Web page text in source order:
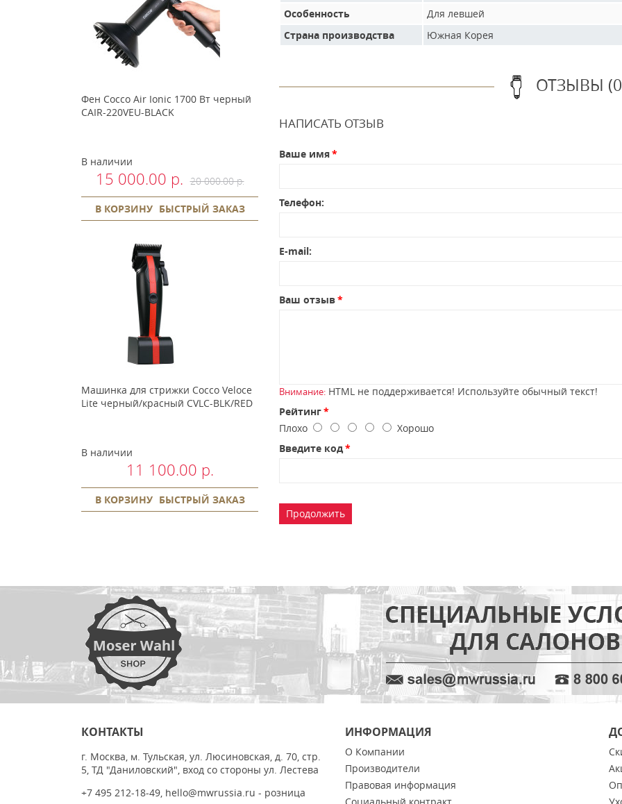
Фен Cocco Air Ionic 1700 Вт черный
CAIR-220VEU-BLACK
В наличии
15 000.00 р. 20 000.00 р.
В КОРЗИНУ БЫСТРЫЙ ЗАКАЗ
Машинка для стрижки Cocco Veloce
Lite черный/красный CVLC-BLK/RED
В наличии
11 100.00 р.
В КОРЗИНУ БЫСТРЫЙ ЗАКАЗ
Особенность
Для левшей
Страна производства
Южная Корея
ОТЗЫВЫ
НАПИСАТЬ ОТЗЫВ
Ваше имя
Телефон:
E-mail:
Ваш отзыв
Внимание: HTML не поддерживается! Используйте обычный текст!
Рейтинг
Плохо
Хорошо
Введите код
Продолжить
КОНТАКТЫ
г. Москва, м. Тульская, ул. Люсиновская, д. 70, стр.
5, ТД "Даниловский", вход со стороны ул. Лестева
+7 495 212-18-49, hello@mwrussia.ru - розница
ИНФОРМАЦИЯ
О Компании
Производители
Правовая информация